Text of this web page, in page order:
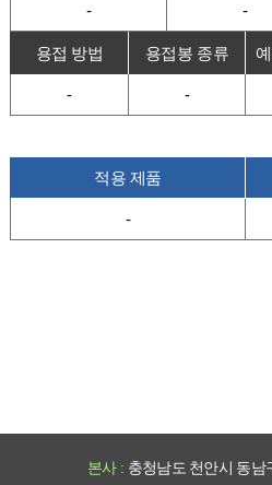
- -
용접 방법 용접봉 종류
- -
적용 제품
-
본사 : 충청남도 천안시 동남